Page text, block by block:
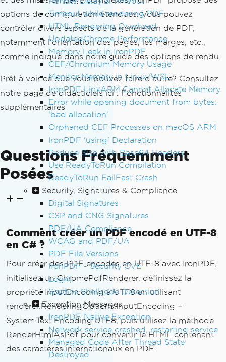
Timeout while rendering PDF
HTML Rendering Overhead
UpdatedChrome Performance
Memory Leak in IronPDF
CEF/Chromium Memory Usage
Monitor Memory in Linux/WSL
IronPDF LinxARM Cannot Allocate Memory
Error while opening document from bytes:
'bad allocation'
Orphaned CEF Processes on macOS ARM
IronPDF 'using' Declaration
Reduce Size with Base64 Headers
Use ReadyToRun Compilation
ReadyToRun FailFast Crash
Security, Signatures & Compliance
Digital Signatures
CSP and CNG Signatures
PDF/UA Compliance
WCAG and PDF/UA
PDF File Versions
IronPDF - Security CVE
Log4j
Sophos Shellcode Detection
Exception Messages
IronPDF Native Exception
Network service crashed, restarting service
Managed Code After Thread State
Destroyed
options de configuration étendues. Vous pouvez
contrôler divers aspects de la génération de PDF,
notamment l'orientation des pages, les marges, etc.,
comme indiqué dans notre guide des options de rendu.
Prêt à voir ce que vous pouvez faire d'autre? Consultez
notre page de didacticiels ici : Fonctionnalités
supplémentaires
Questions Fréquemment
Posées
Comment créer un PDF encodé en UTF-8
en C# ?
Pour créer des PDF encodés en UTF-8 avec IronPDF,
initialisez un ChromePdfRenderer, définissez la
propriété InputEncoding à UTF8 en utilisant
renderer.RenderingOptions.InputEncoding =
System.Text.Encoding.UTF8, puis utilisez la méthode
RenderHtmlAsPdf pour convertir le HTML contenant
des caractères internationaux en PDF.